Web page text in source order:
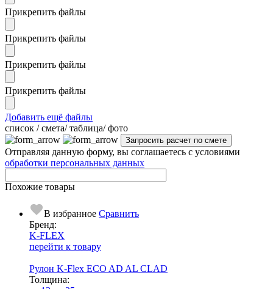
Прикрепить файлы
Прикрепить файлы
Прикрепить файлы
Прикрепить файлы
Добавить ещё файлы
cписок / смета/ таблица/ фото
Отправляя данную форму, вы соглашаетесь с условиями
обработки персональных данных
Похожие товары
В избранное Сравнить
Бренд:
K-FLEX
перейти к товару
Рулон K-Flex ECO AD AL CLAD
Тол­щи­на: